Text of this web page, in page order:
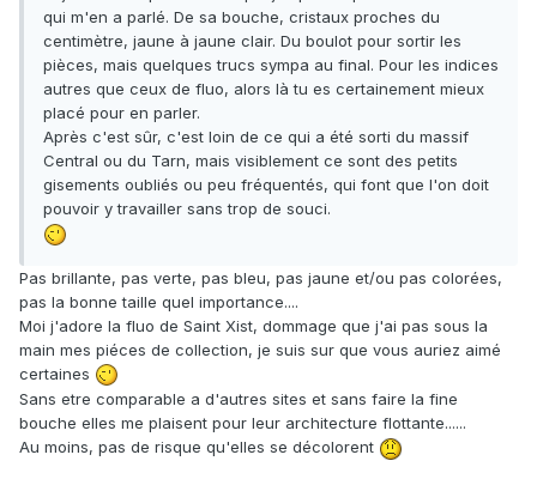
qui m'en a parlé. De sa bouche, cristaux proches du
centimètre, jaune à jaune clair. Du boulot pour sortir les
pièces, mais quelques trucs sympa au final. Pour les indices
autres que ceux de fluo, alors là tu es certainement mieux
placé pour en parler.
Après c'est sûr, c'est loin de ce qui a été sorti du massif
Central ou du Tarn, mais visiblement ce sont des petits
gisements oubliés ou peu fréquentés, qui font que l'on doit
pouvoir y travailler sans trop de souci.
Pas brillante, pas verte, pas bleu, pas jaune et/ou pas colorées,
pas la bonne taille quel importance....
Moi j'adore la fluo de Saint Xist, dommage que j'ai pas sous la
main mes piéces de collection, je suis sur que vous auriez aimé
certaines
Sans etre comparable a d'autres sites et sans faire la fine
bouche elles me plaisent pour leur architecture flottante......
Au moins, pas de risque qu'elles se décolorent